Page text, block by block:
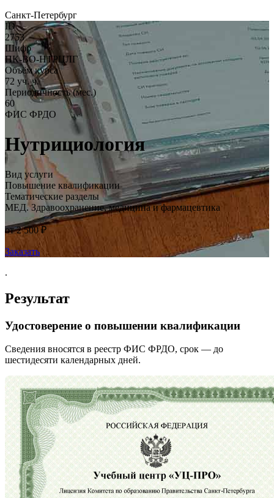
Санкт-Петербург
ID
2753
Шифр
ПК-ВО-НТРЦЛГ
Объём курса
72 уч. ч.
Периодичность (мес.)
60
ФИС ФРДО
Нутрициология
Вид услуги
Повышение квалификации
Тематические разделы
МЕД. Здравоохранение, медицина и фармацевтика
от 2 500 ₽
Заказать
.
Результат
Удостоверение о повышении квалификации
Сведения вносятся в реестр ФИС ФРДО, срок — до
шестидесяти календарных дней.